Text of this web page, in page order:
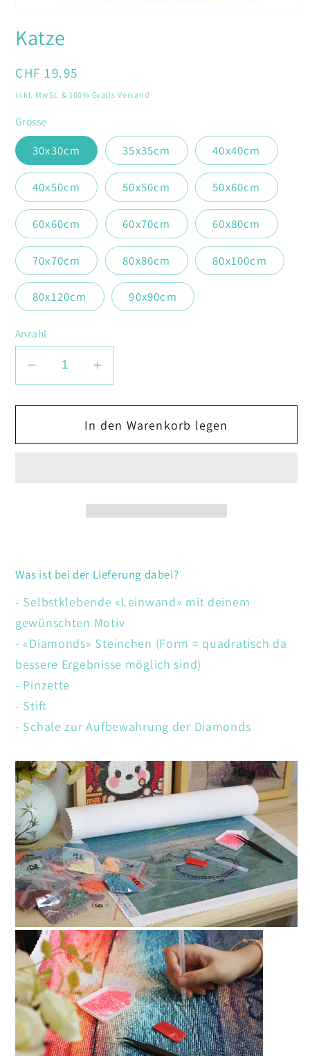
in
Modal
Katze
Normaler
Preis
CHF 19.95
inkl. MwSt. & 100% Gratis Versand
Grösse
30x30cm 35x35cm 40x40cm
40x50cm 50x50cm 50x60cm
60x60cm 60x70cm 60x80cm
70x70cm 80x80cm 80x100cm
80x120cm 90x90cm
Anzahl
Verringere
Menge
Katze
Erhöhe
Menge
für
Katze
In den Warenkorb legen
Was ist bei der Lieferung dabei?
- Selbstklebende «Leinwand» mit deinem
gewünschten Motiv
- «Diamonds» Steinchen (Form = quadratisch da
bessere Ergebnisse möglich sind)
- Pinzette
- Stift
- Schale zur Aufbewahrung der Diamonds